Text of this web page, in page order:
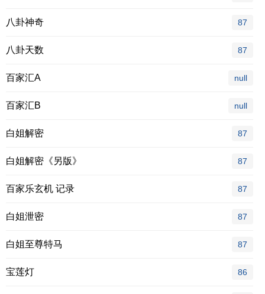
八卦神奇 87
八卦天数 87
百家汇A null
百家汇B null
白姐解密 87
白姐解密《另版》 87
百家乐玄机 记录 87
白姐泄密 87
白姐至尊特马 87
宝莲灯 86